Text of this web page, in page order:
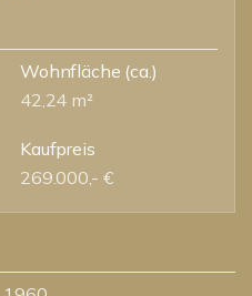
Wohnfläche (ca.)
42,24 m²
Kaufpreis
269.000,- €